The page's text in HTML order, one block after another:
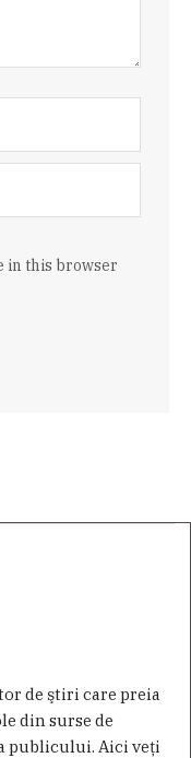
in this browser
de ştiri care preia
din surse de
publicului. Aici veţi